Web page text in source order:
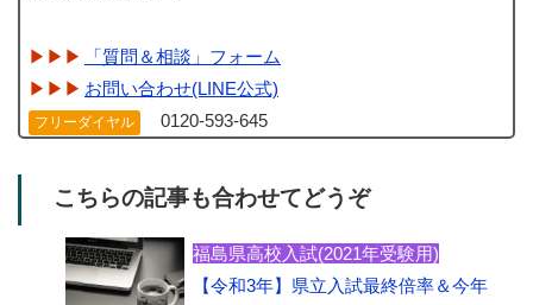
「質問＆相談」フォーム
お問い合わせ(LINE公式)
フリーダイヤル 0120-593-645
こちらの記事も合わせてどうぞ
福島県高校入試(2021年受験用)
【令和3年】県立入試最終倍率＆今年